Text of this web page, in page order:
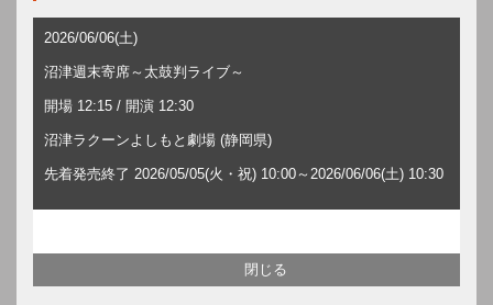
2026/06/06(土)
沼津週末寄席～太鼓判ライブ～
開場 12:15 / 開演 12:30
沼津ラクーンよしもと劇場 (静岡県)
先着発売終了 2026/05/05(火・祝) 10:00～2026/06/06(土) 10:30